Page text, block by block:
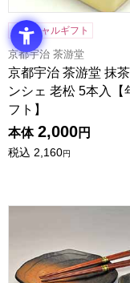
ソーシャルギフト
京都宇治 茶游堂
京都宇治 茶游堂 抹
ンシェ 老松 5本入【
フト】
本体 2,000円
税込 2,160円
黒備前 ミニ御膳セ